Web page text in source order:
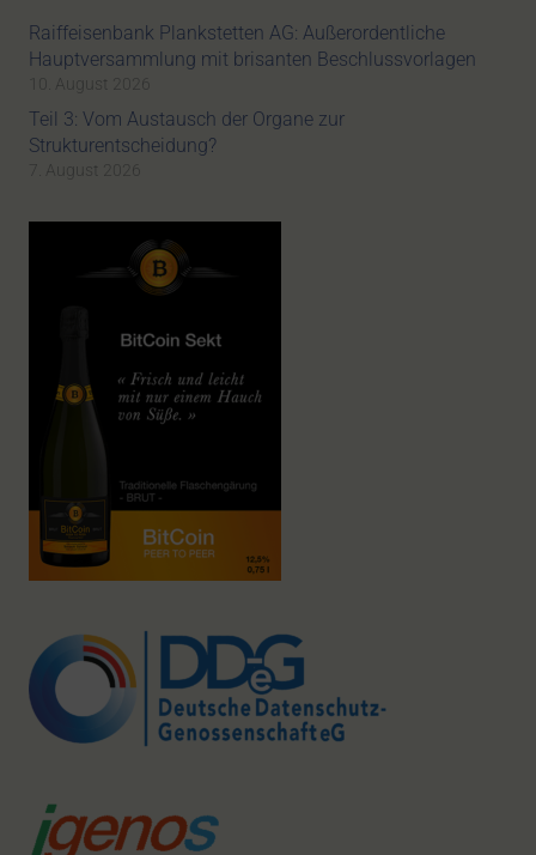
Raiffeisenbank Plankstetten AG: Außerordentliche
Hauptversammlung mit brisanten Beschlussvorlagen
10. August 2026
Teil 3: Vom Austausch der Organe zur
Strukturentscheidung?
7. August 2026